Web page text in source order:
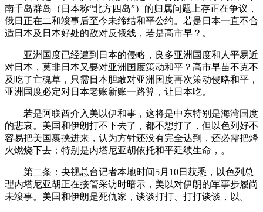
南千岛群岛（日本称“北方四岛”）的归属问题上存正在争议，
俄日正在二和竣事后至今未缔结和平公约。若是日本一直不合
适日本及日本好处的敌对反俄线，若是高市早？。
亚洲国度已经遭到日本的侵略，良多亚洲国度和人平易近
对日本，莫非日本又要对亚洲国度策动和平？高市早苗不克不
及吃了亡魂草，只需日本胆敢对亚洲国度再次策动侵略和平，
亚洲国度必定对日本老账新账一路算，让日本吃。
若是阿联酋介入美以伊和事，这将是中东特别是海湾国度
的悲哀。美国和伊朗打不下去了，都不想打了，但以色列好不
容易把美国裹挟进来，认为方针还没有完全达到，还必需把烽
火燃烧下去；特别是内塔尼亚胡依托和平延续生命，。
第二条：央视总台记者本地时间5月10日获悉，以色列总
理内塔尼亚胡正在接管采访时暗示，美以对伊朗的军事步履尚
未竣事。美国和伊朗是死仇家，谈谈打打、打打谈谈，以。